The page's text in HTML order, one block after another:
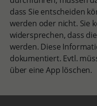
dass Sie entscheiden
werden oder nicht. Sie
widersprechen, dass
werden. Diese
dokumentiert. Evtl.
über eine App löschen.